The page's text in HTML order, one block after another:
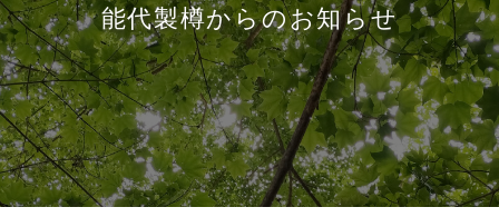
能代製樽からのお知らせ